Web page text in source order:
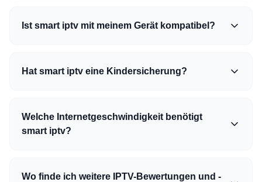
Ist smart iptv mit meinem Gerät kompatibel?
Hat smart iptv eine Kindersicherung?
Welche Internetgeschwindigkeit benötigt
smart iptv?
Wo finde ich weitere IPTV-Bewertungen und -